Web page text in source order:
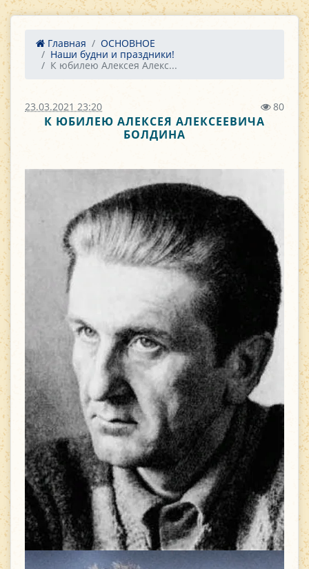
Главная
ОСНОВНОЕ
Наши будни и праздники!
К юбилею Алексея Алекс...
23.03.2021 23:20 80
К ЮБИЛЕЮ АЛЕКСЕЯ АЛЕКСЕЕВИЧА
БОЛДИНА